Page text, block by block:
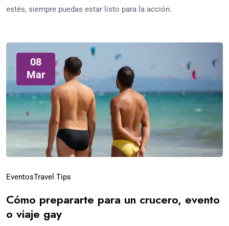
estés, siempre puedas estar listo para la acción.
08
Mar
EventosTravel Tips
Cómo prepararte para un crucero, evento
o viaje gay